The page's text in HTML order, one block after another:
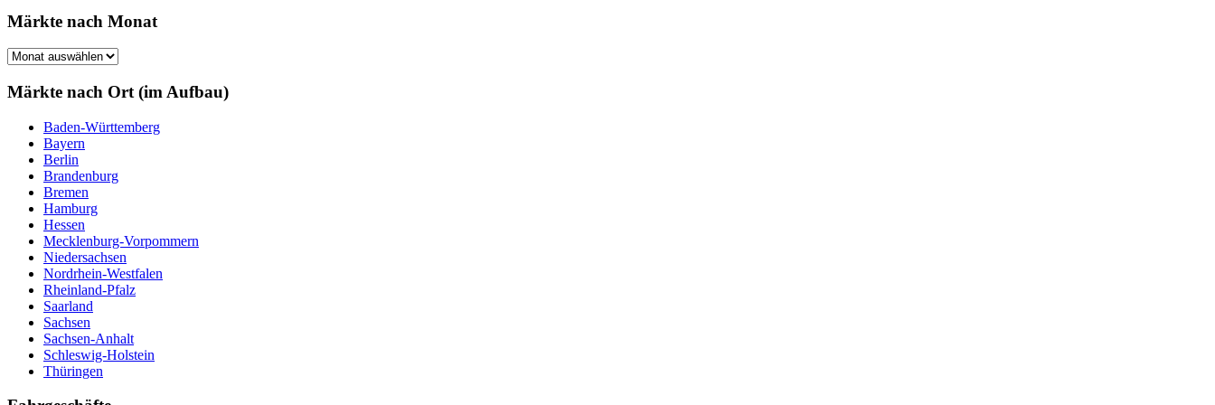
Märkte nach Monat
Märkte
Monat
Märkte nach Ort (im Aufbau)
Baden-Württemberg
Bayern
Berlin
Brandenburg
Bremen
Hamburg
Hessen
Mecklenburg-Vorpommern
Niedersachsen
Nordrhein-Westfalen
Rheinland-Pfalz
Saarland
Sachsen
Sachsen-Anhalt
Schleswig-Holstein
Thüringen